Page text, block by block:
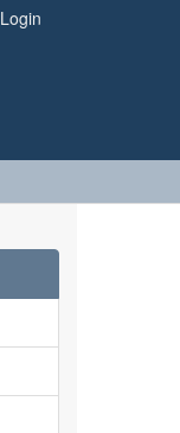
Login